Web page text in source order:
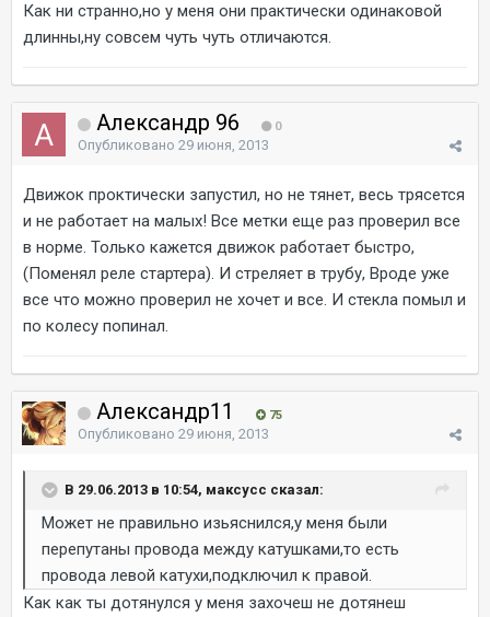
Как ни странно,но у меня они практически одинаковой
длинны,ну совсем чуть чуть отличаются.
Александр 96 0
Опубликовано 29 июня, 2013
Движок проктически запустил, но не тянет, весь трясется
и не работает на малых! Все метки еще раз проверил все
в норме. Только кажется движок работает быстро,
(Поменял реле стартера). И стреляет в трубу, Вроде уже
все что можно проверил не хочет и все. И стекла помыл и
по колесу попинал.
Александр11 75
Опубликовано 29 июня, 2013
В 29.06.2013 в 10:54, максусс сказал:
Может не правильно изьяснился,у меня были
перепутаны провода между катушками,то есть
провода левой катухи,подключил к правой.
Как как ты дотянулся у меня захочеш не дотянеш